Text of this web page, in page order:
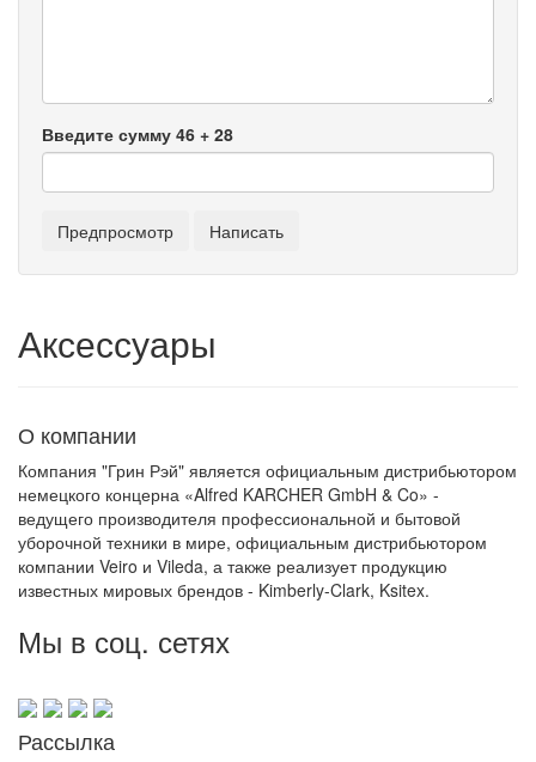
Введите сумму 46 + 28
Аксессуары
О компании
Компания "Грин Рэй" является официальным дистрибьютором
немецкого концерна «Alfred KARCHER GmbH & Co» -
ведущего производителя профессиональной и бытовой
уборочной техники в мире, официальным дистрибьютором
компании Veiro и Vileda, а также реализует продукцию
известных мировых брендов - Kimberly-Clark, Ksitex.
Мы в соц. сетях
Рассылка